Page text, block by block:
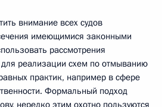
внимание всех судов
имеющимися законными
рассмотрения
реализации схем по отмыванию
практик, например в сфере
Формальный подход
нередко этим охотно пользуются